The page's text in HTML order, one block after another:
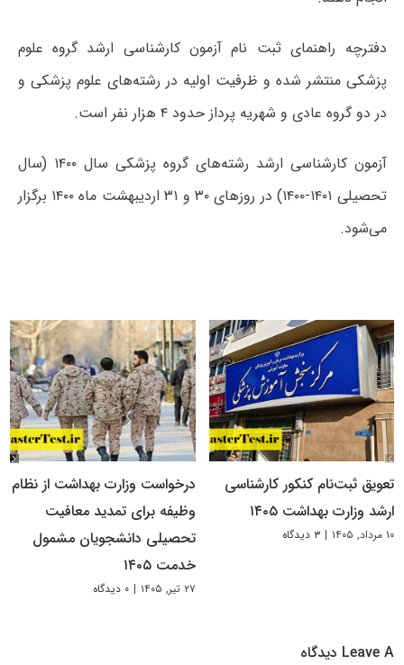
دفترچه راهنمای ثبت نام آزمون کارشناسی ارشد گروه علوم
پزشکی منتشر شده و ظرفیت اولیه در رشته‌های علوم پزشکی و
در دو گروه عادی و شهریه پرداز حدود ۴ هزار نفر است.
آزمون کارشناسی ارشد رشته‌های گروه پزشکی سال ۱۴۰۰ (سال
تحصیلی ۱۴۰۱-۱۴۰۰) در روزهای ۳۰ و ۳۱ اردیبهشت ماه
۱۴۰۰ برگزار
می‌شود.
تعویق ثبت‌نام کنکور کارشناسی
ارشد وزارت بهداشت ۱۴۰۵
۱۰ مرداد, ۱۴۰۵ | ۳ دیدگاه
درخواست وزارت بهداشت از نظام
وظیفه برای تمدید معافیت
تحصیلی دانشجویان مشمول
خدمت ۱۴۰۵
۲۷ تیر, ۱۴۰۵ | ۰ دیدگاه
Leave A دیدگاه